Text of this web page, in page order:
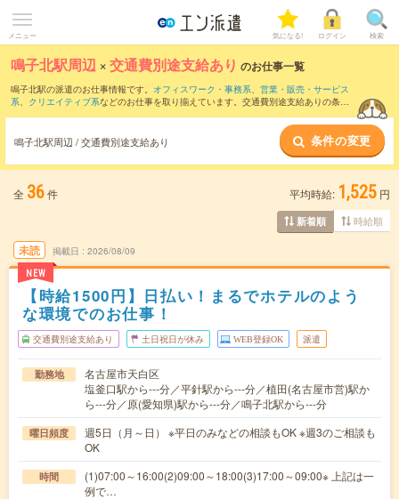
メニュー 気になる! ログイン 検索
鳴子北駅周辺 ×交通費別途支給あり のお仕事一覧
鳴子北駅の派遣のお仕事情報です。 オフィスワーク・事務系、 営業・販売・サービス
系、 クリエイティブ系などのお仕事を取り揃えています。交通費別途支給ありの条件
鳴子北駅周辺 / 交通費別途支給あり 条件の変更
全 36件 平均時給: 1,525 円
新着順 時給順
未読
NEW
掲載日 2026/08/09
【時給1500円】日払い！まるでホテルのよう
な環境でのお仕事！
交通費別途支給あり 土日祝日が休み WEB登録OK 派遣
勤務地
名古屋市天白区
塩釜口駅から---分／平針駅から---分／植田(名古屋市営)駅か
ら---分／原(愛知県)駅から---分／鳴子北駅から---分
曜日頻度
週5日（月～日） ※平日のみなどの相談もOK ※週3のご相談も
OK
時間
(1)07:00～16:00(2)09:00～18:00(3)17:00～09:00※ 上記は一
例で…